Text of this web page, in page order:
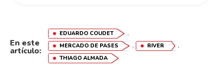
En este
artículo:
EDUARDO COUDET ,
MERCADO DE PASES , RIVER ,
THIAGO ALMADA
Reddit